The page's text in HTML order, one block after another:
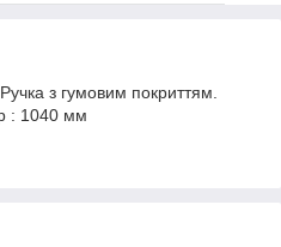
з гумовим покриттям.
: 1040 мм